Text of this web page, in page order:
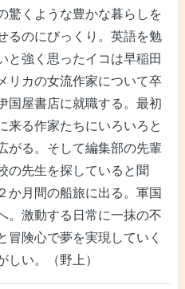
驚くような豊かな暮らしを
るのにびっくり。英語を勉
と強く思ったイコは早稲田
リカの女流作家について卒
国屋書店に就職する。最初
来る作家たちにいろいろと
がる。そして編集部の先輩
の先生を探していると聞
か月間の船旅に出る。軍国
。激動する日常に一抹の不
冒険心で夢を実現していく
い。（野上）